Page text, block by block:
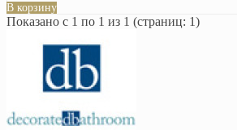
В корзину
Показано с 1 по 1 из 1 (страниц: 1)